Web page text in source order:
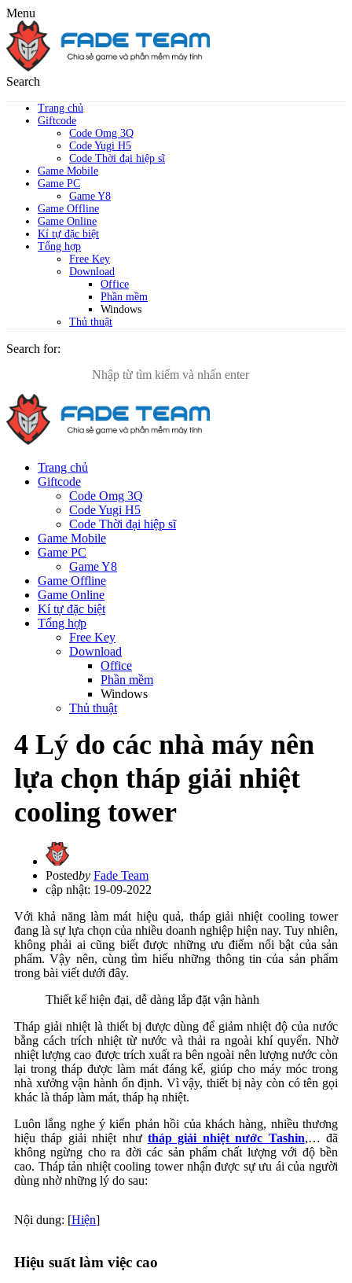
Menu
Search
Trang chủ
Giftcode
Code Omg 3Q
Code Yugi H5
Code Thời đại hiệp sĩ
Game Mobile
Game PC
Game Y8
Game Offline
Game Online
Kí tự đặc biệt
Tổng hợp
Free Key
Download
Office
Phần mềm
Windows
Thủ thuật
Search for:
Trang chủ
Giftcode
Code Omg 3Q
Code Yugi H5
Code Thời đại hiệp sĩ
Game Mobile
Game PC
Game Y8
Game Offline
Game Online
Kí tự đặc biệt
Tổng hợp
Free Key
Download
Office
Phần mềm
Windows
Thủ thuật
4 Lý do các nhà máy nên
lựa chọn tháp giải nhiệt
cooling tower
Postedby Fade Team
cập nhật: 19-09-2022
Với khả năng làm mát hiệu quả, tháp giải nhiệt cooling tower
đang là sự lựa chọn của nhiều doanh nghiệp hiện nay. Tuy nhiên,
không phải ai cũng biết được những ưu điểm nổi bật của sản
phẩm. Vậy nên, cùng tìm hiểu những thông tin của sản phẩm
trong bài viết dưới đây.
Thiết kế hiện đại, dễ dàng lắp đặt vận hành
Tháp giải nhiệt là thiết bị được dùng để giảm nhiệt độ của nước
bằng cách trích nhiệt từ nước và thải ra ngoài khí quyển. Nhờ
nhiệt lượng cao được trích xuất ra bên ngoài nên lượng nước còn
lại trong tháp được làm mát đáng kể, giúp cho máy móc trong
nhà xưởng vận hành ổn định. Vì vậy, thiết bị này còn có tên gọi
khác là tháp làm mát, tháp hạ nhiệt.
Luôn lắng nghe ý kiến phản hồi của khách hàng, nhiều thương
hiệu tháp giải nhiệt như tháp giải nhiệt nước Tashin,… đã
không ngừng cho ra đời các sản phẩm chất lượng với độ bền
cao. Tháp tản nhiệt cooling tower nhận được sự ưu ái của người
dùng nhờ những lý do sau:
Nội dung: [Hiện]
Hiệu suất làm việc cao